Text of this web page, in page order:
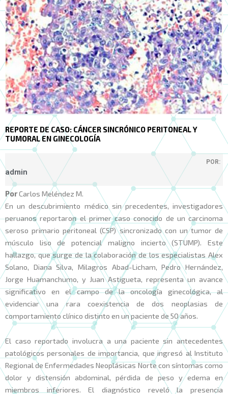
REPORTE DE CASO: CÁNCER SINCRÓNICO PERITONEAL Y
TUMORAL EN GINECOLOGÍA
POR:
admin
PorCarlos Meléndez M.
En un descubrimiento médico sin precedentes, investigadores
peruanos reportaron el primer caso conocido de un carcinoma
seroso primario peritoneal (CSP) sincronizado con un tumor de
músculo liso de potencial maligno incierto (STUMP). Este
hallazgo, que surge de la colaboración de los especialistas Alex
Solano, Diana Silva, Milagros Abad-Licham, Pedro Hernández,
Jorge Huamanchumo, y Juan Astigueta, representa un avance
significativo en el campo de la oncología ginecológica, al
evidenciar una rara coexistencia de dos neoplasias de
comportamiento clínico distinto en un paciente de 50 años.
El caso reportado involucra a una paciente sin antecedentes
patológicos personales de importancia, que ingresó al Instituto
Regional de Enfermedades Neoplásicas Norte con síntomas como
dolor y distensión abdominal, pérdida de peso y edema en
miembros inferiores. El diagnóstico reveló la presencia